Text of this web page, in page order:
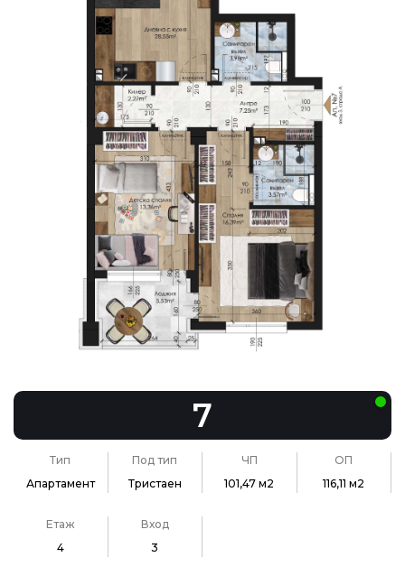
7
Тип
Апартамент
Под тип
Тристаен
ЧП
101,47 м2
ОП
116,11 м2
Етаж
4
Вход
3